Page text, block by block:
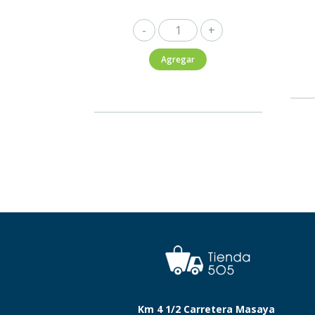
El
Esteco
Cabernet
Agregar
Km 4 1/2 Carretera Masaya